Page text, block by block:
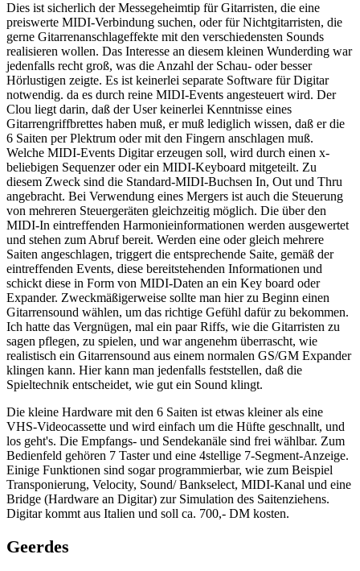
Dies ist sicherlich der Messegeheimtip für Gitarristen, die eine
preiswerte MIDI-Verbindung suchen, oder für Nichtgitarristen, die
gerne Gitarrenanschlageffekte mit den verschiedensten Sounds
realisieren wollen. Das Interesse an diesem kleinen Wunderding war
jedenfalls recht groß, was die Anzahl der Schau- oder besser
Hörlustigen zeigte. Es ist keinerlei separate Software für Digitar
notwendig. da es durch reine MIDI-Events angesteuert wird. Der
Clou liegt darin, daß der User keinerlei Kenntnisse eines
Gitarrengriffbrettes haben muß, er muß lediglich wissen, daß er die
6 Saiten per Plektrum oder mit den Fingern anschlagen muß.
Welche MIDI-Events Digitar erzeugen soll, wird durch einen x-
beliebigen Sequenzer oder ein MIDI-Keyboard mitgeteilt. Zu
diesem Zweck sind die Standard-MIDI-Buchsen In, Out und Thru
angebracht. Bei Verwendung eines Mergers ist auch die Steuerung
von mehreren Steuergeräten gleichzeitig möglich. Die über den
MIDI-In eintreffenden Harmonieinformationen werden ausgewertet
und stehen zum Abruf bereit. Werden eine oder gleich mehrere
Saiten angeschlagen, triggert die entsprechende Saite, gemäß der
eintreffenden Events, diese bereitstehenden Informationen und
schickt diese in Form von MIDI-Daten an ein Key board oder
Expander. Zweckmäßigerweise sollte man hier zu Beginn einen
Gitarrensound wählen, um das richtige Gefühl dafür zu bekommen.
Ich hatte das Vergnügen, mal ein paar Riffs, wie die Gitarristen zu
sagen pflegen, zu spielen, und war angenehm überrascht, wie
realistisch ein Gitarrensound aus einem normalen GS/GM Expander
klingen kann. Hier kann man jedenfalls feststellen, daß die
Spieltechnik entscheidet, wie gut ein Sound klingt.
Die kleine Hardware mit den 6 Saiten ist etwas kleiner als eine
VHS-Videocassette und wird einfach um die Hüfte geschnallt, und
los geht's. Die Empfangs- und Sendekanäle sind frei wählbar. Zum
Bedienfeld gehören 7 Taster und eine 4stellige 7-Segment-Anzeige.
Einige Funktionen sind sogar programmierbar, wie zum Beispiel
Transponierung, Velocity, Sound/ Bankselect, MIDI-Kanal und eine
Bridge (Hardware an Digitar) zur Simulation des Saitenziehens.
Digitar kommt aus Italien und soll ca. 700,- DM kosten.
Geerdes